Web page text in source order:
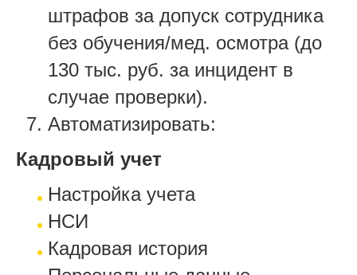
штрафов за допуск сотрудника
без обучения/мед. осмотра (до
130 тыс. руб. за инцидент в
случае проверки).
Автоматизировать:
Кадровый учет
Настройка учета
НСИ
Кадровая история